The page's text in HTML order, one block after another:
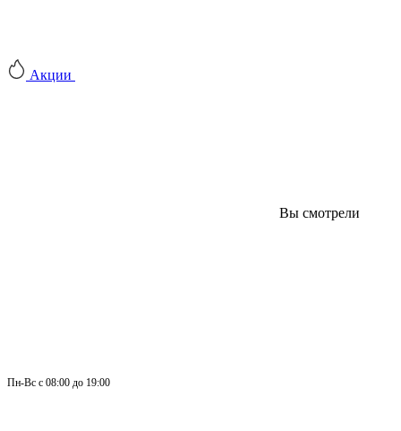
Акции
Вы смотрели
Пн-Вс с 08:00 до 19:00